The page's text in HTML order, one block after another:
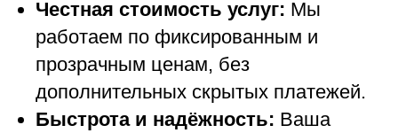
Честная стоимость услуг: Мы
работаем по фиксированным и
прозрачным ценам, без
дополнительных скрытых платежей.
Быстрота и надёжность: Ваша